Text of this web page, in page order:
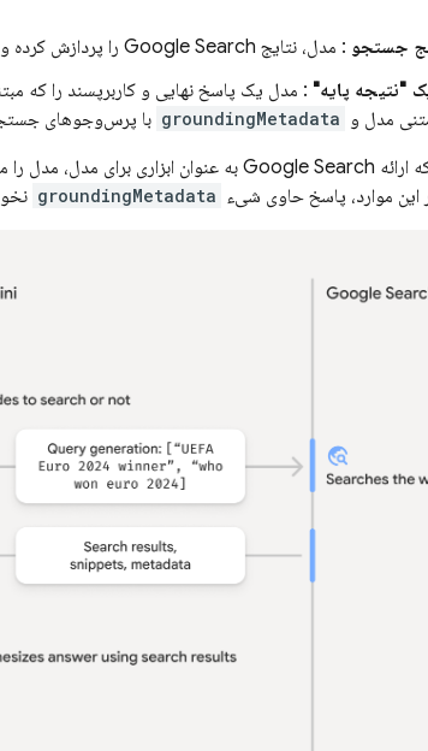
جستجو : مدل، نتایج Google Search را پردازش
یک "نتیجه پایه" : مدل یک پاسخ نهایی و کاربرپسند را که
مدل و groundingMetadata با پرس‌وجوهای
ارائه Google Search به عنوان ابزاری برای مدل، مدل را
این موارد، پاسخ حاوی شیء groundingMetadata